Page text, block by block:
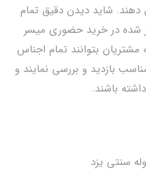
دهند. شاید دیدن دقیق تمام
شده در خرید حضوری میسر
بتوانند تمام اجناس
بازدید و بررسی نمایند و
باشند.
سنتی یزد